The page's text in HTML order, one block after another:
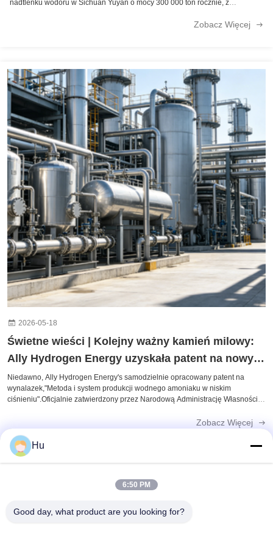
nadtlenku wodoru w Sichuan Yuyan o mocy 300 000 ton rocznie, z
Zobacz Więcej
2026-05-18
Świetne wieści | Kolejny ważny kamień milowy:
Ally Hydrogen Energy uzyskała patent na nowy
wynalazek!
Niedawno, Ally Hydrogen Energy's samodzielnie opracowany patent na
wynalazek,"Metoda i system produkcji wodnego amoniaku w niskim
ciśnieniu".Oficjalnie zatwierdzony przez Narodową Administrację Własności
Zobacz Więcej
Hu
6:50 PM
Good day, what product are you looking for?